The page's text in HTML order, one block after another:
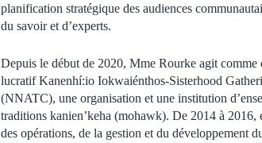
planification stratégique des audiences
du savoir et d’experts.
Depuis le début de 2020, Mme Rourke agit comme
lucratif Kanenhí:io Iokwaiénthos-Sisterhood
(NNATC), une organisation et une institution
traditions kanien’keha (mohawk). De 2014 à
des opérations, de la gestion et du développement